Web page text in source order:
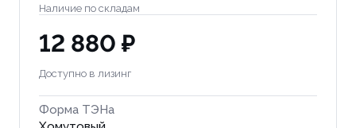
Наличие по складам
12 880 ₽
Доступно в лизинг
Форма ТЭНа